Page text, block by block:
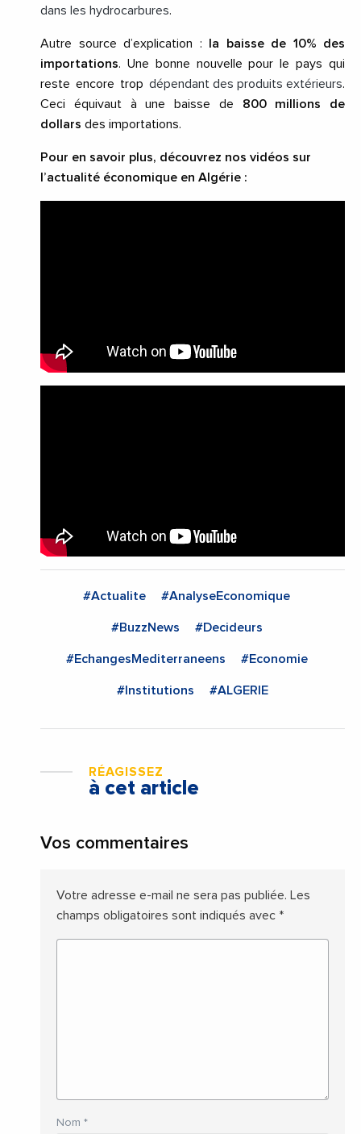
dans les hydrocarbures.
Autre source d’explication :
la baisse de 10% des
importations. Une bonne nouvelle pour le pays qui
reste encore trop dépendant des produits extérieurs.
Ceci équivaut à une baisse de 800 millions de
dollars des importations.
Pour en savoir plus, découvrez nos vidéos sur
l’actualité économique en Algérie :
#Actualite #AnalyseEconomique
#BuzzNews #Decideurs
#EchangesMediterraneens #Economie
#Institutions #ALGERIE
RÉAGISSEZ
à cet article
Vos commentaires
Votre adresse e-mail ne sera pas publiée. Les
champs obligatoires sont indiqués avec *
Nom *